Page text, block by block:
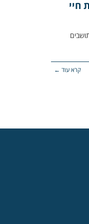
חיי
קרא עוד ←